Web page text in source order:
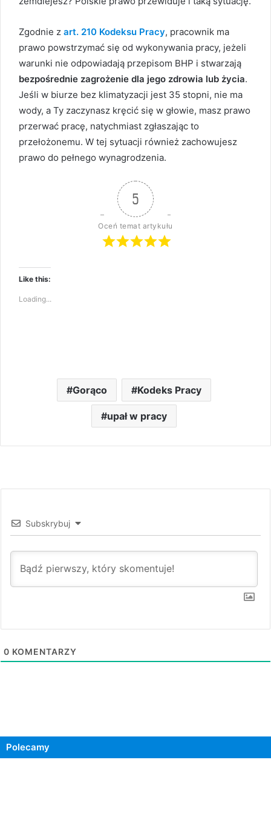
Zgodnie z art. 210 Kodeksu Pracy, pracownik ma
prawo powstrzymać się od wykonywania pracy, jeżeli
warunki nie odpowiadają przepisom BHP i stwarzają
bezpośrednie zagrożenie dla jego zdrowia lub życia.
Jeśli w biurze bez klimatyzacji jest 35 stopni, nie ma
wody, a Ty zaczynasz kręcić się w głowie, masz prawo
przerwać pracę, natychmiast zgłaszając to
przełożonemu. W tej sytuacji również zachowujesz
prawo do pełnego wynagrodzenia.
5
Oceń temat artykułu
Like this:
Loading...
Gorąco Kodeks Pracy
upał w pracy
Subskrybuj
0 KOMENTARZY
Polecamy